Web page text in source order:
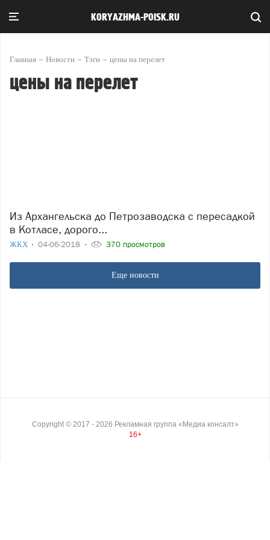
KORYAZHMA-POISK.RU
Главная Новости Тэги цены на перелет
цены на перелет
Из Архангельска до Петрозаводска с пересадкой
в Котласе, дорого...
ЖКХ 04-06-2018 370 просмотров
Еще новости
Copyright © 2017 - 2026 Рекламная группа «Медиа консалт»
16+